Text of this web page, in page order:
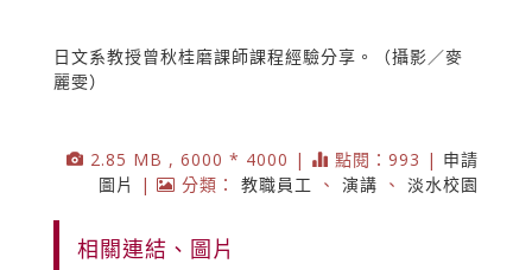
日文系教授曾秋桂磨課師課程經驗分享。（攝影／麥
麗雯）
2.85 MB , 6000 * 4000 | 點閱：993 | 申請
圖片
| 分類： 教職員工 、 演講 、 淡水校園
相關連結、圖片